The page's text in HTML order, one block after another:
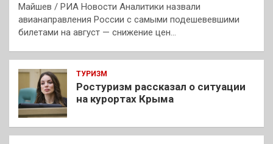
Майшев / РИА Новости Аналитики назвали
авианаправления России с самыми подешевевшими
билетами на август — снижение цен…
ТУРИЗМ
Ростуризм рассказал о ситуации
на курортах Крыма